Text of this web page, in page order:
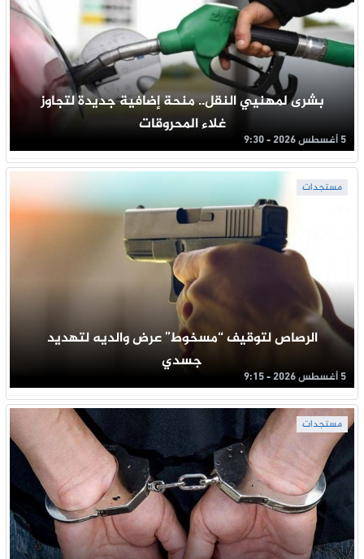
بشرى لمهنيي النقل.. منحة إضافية جديدة لتجاوز
غلاء المحروقات
5 أغسطس 2026 - 9:30
مستجدات
الرصاص لتوقيف “مسخوط” عرض والديه لتهديد
جسدي
5 أغسطس 2026 - 9:15
مستجدات